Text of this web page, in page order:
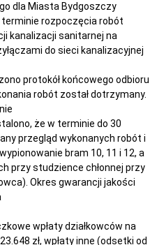
dla Miasta Bydgoszczy
rozpoczęcia robót
kanalizacji sanitarnej na
do sieci kanalizacyjnej
protokół końcowego odbioru
robót został dotrzymany.
że w terminie do 30
przegląd wykonanych robót i
bram 10, 11 i 12, a
przy studzience chłonnej przy
Okres gwarancji jakości
wpłaty działkowców na
zł, wpłaty inne (odsetki od